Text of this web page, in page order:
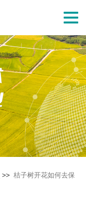
切
导
航
>> 桔子树开花如何去保